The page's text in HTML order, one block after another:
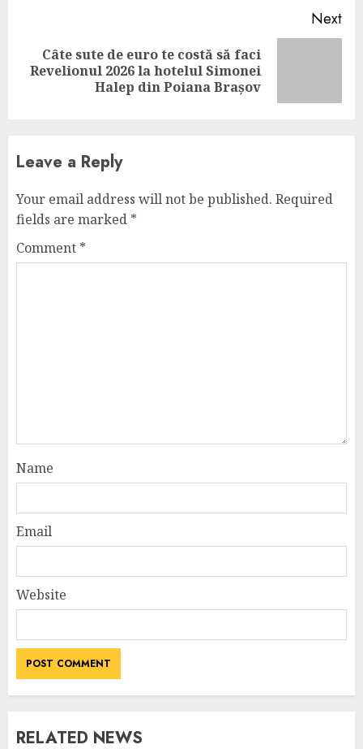
Next
Next
Câte sute de euro te costă să faci
Revelionul 2026 la hotelul Simonei
Halep din Poiana Brașov
Leave a Reply
Your email address will not be published. Required
fields are marked *
Comment *
Name
Email
Website
RELATED NEWS